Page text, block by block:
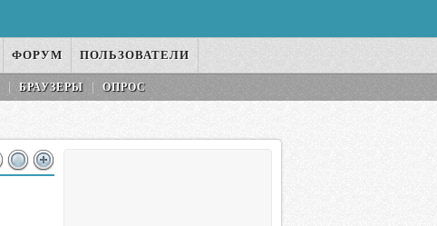
ФОРУМ ПОЛЬЗОВАТЕЛИ
БРАУЗЕРЫ ОПРОС